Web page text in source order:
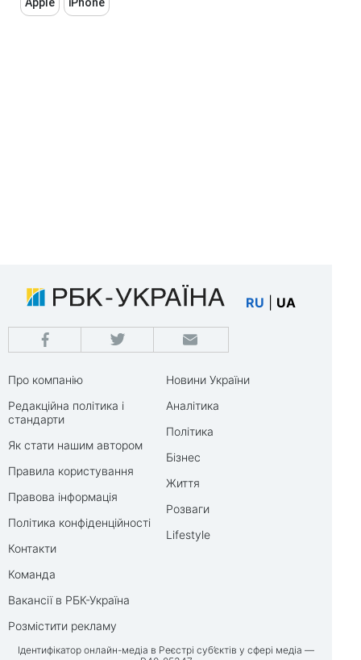
RU UA
Про компанію
Редакційна політика і
стандарти
Як стати нашим автором
Правила користування
Правова інформація
Політика конфіденційності
Контакти
Команда
Вакансії в РБК-Україна
Розмістити рекламу
Новини України
Аналітика
Політика
Бізнес
Життя
Розваги
Lifestyle
Ідентифікатор онлайн-медіа в Реєстрі суб’єктів у сфері медіа —